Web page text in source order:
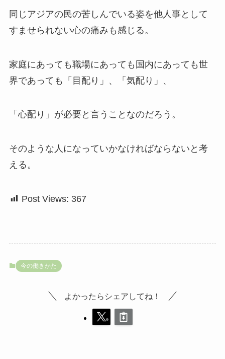
同じアジアの民の苦しんでいる姿を他人事として
すませられない心の痛みも感じる。
家庭にあっても職場にあっても国内にあっても世
界であっても「目配り」、「気配り」、
「心配り」が必要と言うことなのだろう。
そのような人になっていかなければならないと考
える。
Post Views: 367
今の働きかた
よかったらシェアしてね！